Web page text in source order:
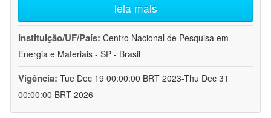
leia mais
Instituição/UF/País: Centro Nacional de Pesquisa em
Energia e Materiais - SP - Brasil
Vigência: Tue Dec 19 00:00:00 BRT 2023-Thu Dec 31
00:00:00 BRT 2026